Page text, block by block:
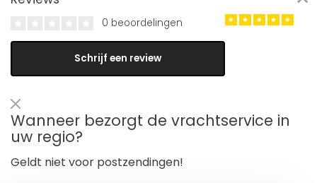
0 beoordelingen
Schrijf een review
Wanneer bezorgt de vrachtservice in
uw regio?
Geldt niet voor postzendingen!